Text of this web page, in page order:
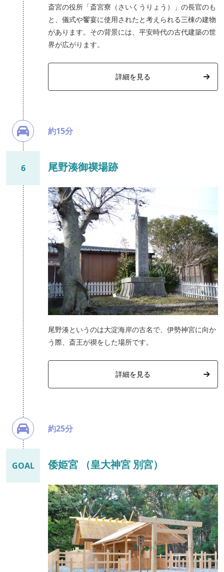
斎宮の役所「斎宮寮（さいくうりょう）」の長官のも
と、儀式や饗宴に使用されたと考えられる三棟の建物
があります。その背景には、平安時代の古代建築の世
界が広がります。
詳細を見る
約15分
6 尾野湊御禊場跡
尾野湊というのは大淀海岸の古名で、伊勢神宮に向か
う際、斎王が禊をした場所です。
詳細を見る
約25分
GOAL 倭姫宮 （皇大神宮 別宮）